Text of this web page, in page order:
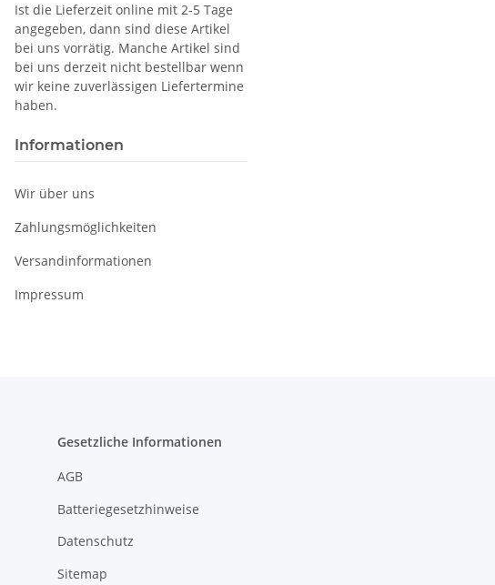
Ist die Lieferzeit online mit 2-5 Tage
angegeben, dann sind diese Artikel
bei uns vorrätig. Manche Artikel sind
bei uns derzeit nicht bestellbar wenn
wir keine zuverlässigen Liefertermine
haben.
Informationen
Wir über uns
Zahlungsmöglichkeiten
Versandinformationen
Impressum
Gesetzliche Informationen
AGB
Batteriegesetzhinweise
Datenschutz
Sitemap